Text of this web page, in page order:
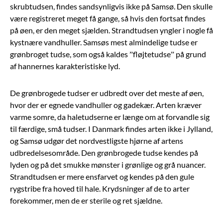
skrubtudsen, findes sandsynligvis ikke på Samsø. Den skulle
være registreret meget få gange, så hvis den fortsat findes
på øen, er den meget sjælden. Strandtudsen yngler i nogle få
kystnære vandhuller. Samsøs mest almindelige tudse er
grønbroget tudse, som også kaldes ”fløjtetudse” på grund
af hannernes karakteristiske lyd.
De grønbrogede tudser er udbredt over det meste af øen,
hvor der er egnede vandhuller og gadekær. Arten kræver
varme somre, da haletudserne er længe om at forvandle sig
til færdige, små tudser. I Danmark findes arten ikke i Jylland,
og Samsø udgør det nordvestligste hjørne af artens
udbredelsesområde. Den grønbrogede tudse kendes på
lyden og på det smukke mønster i grønlige og grå nuancer.
Strandtudsen er mere ensfarvet og kendes på den gule
rygstribe fra hoved til hale. Krydsninger af de to arter
forekommer, men de er sterile og ret sjældne.